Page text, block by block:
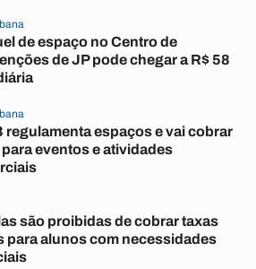
de espaço no Centro de
de JP pode chegar a R$ 58
regulamenta espaços e vai cobrar
eventos e atividades
são proibidas de cobrar taxas
para alunos com necessidades